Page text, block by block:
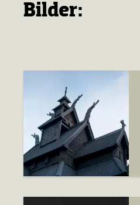
Bilder: